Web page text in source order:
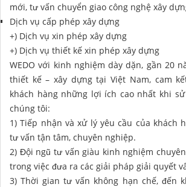
mới, tư vấn chuyển giao công nghệ xây
Dịch vụ cấp phép xây dựng
+) Dịch vụ xin phép xây dựng
+) Dịch vụ thiết kế xin phép xây dựng
WEDO với kinh nghiệm dày dặn, gần 20
thiết kế – xây dựng tại Việt Nam, cam
khách hàng những lợi ích cao nhất khi
chúng tôi:
1) Tiếp nhận và xử lý yêu cầu của khách
tư vấn tận tâm, chuyên nghiệp.
2) Đội ngũ tư vấn giàu kinh nghiệm
trong việc đưa ra các giải pháp giải quyết
3) Thời gian tư vấn không hạn chế, đến